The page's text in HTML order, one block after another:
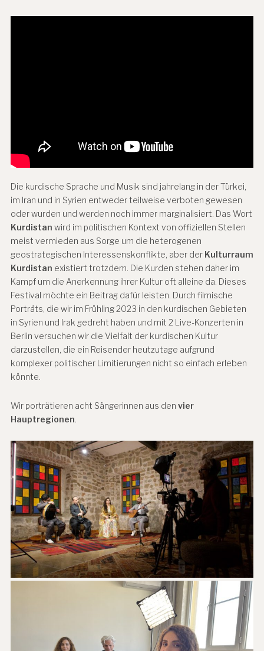
Die kurdische Sprache und Musik sind jahrelang in der Türkei,
im Iran und in Syrien entweder teilweise verboten gewesen
oder wurden und werden noch immer marginalisiert. Das Wort
Kurdistan wird im politischen Kontext von offiziellen Stellen
meist vermieden aus Sorge um die heterogenen
geostrategischen Interessenskonflikte, aber der Kulturraum
Kurdistan existiert trotzdem. Die Kurden stehen daher im
Kampf um die Anerkennung ihrer Kultur oft alleine da. Dieses
Festival möchte ein Beitrag dafür leisten. Durch filmische
Porträts, die wir im Frühling 2023 in den kurdischen Gebieten
in Syrien und Irak gedreht haben und mit 2 Live-Konzerten in
Berlin versuchen wir die Vielfalt der kurdischen Kultur
darzustellen, die ein Reisender heutzutage aufgrund
komplexer politischer Limitierungen nicht so einfach erleben
könnte.
Wir porträtieren acht Sängerinnen aus den vier
Hauptregionen.